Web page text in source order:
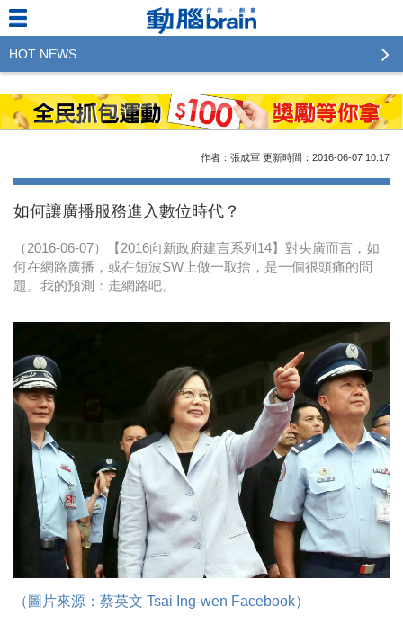
作者：張成軍 更新時間：2016-06-07 10:17
如何讓廣播服務進入數位時代？
（2016-06-07）【2016向新政府建言系列14】對央廣而言，如
何在網路廣播，或在短波SW上做一取捨，是一個很頭痛的問
題。我的預測：走網路吧。
（圖片來源：蔡英文 Tsai Ing-wen Facebook）
HOT NEWS
2023行銷傳播傑出貢獻獎 啟動徵件！期許參賽作品
更創新及具影響力
2022行銷傳播傑出貢獻獎得獎名單揭曉，近400位行
感美照
2023台灣民生快消品牌排行 14億次國民消費揭曉品
域動行銷公布人事異動
CSD中衛營運長張德成：中衛跳脫框架 玩出口罩新
時尚
金獎的代價 牛恆泰：沒人知道我失去什麼！
台灣百事食品 注重品牌體驗創造差異化
黃麗萍：媒體代理商有幫客戶升級的責任！
牛恆泰：媒體產業蛻變關鍵期，數位轉型該怎麼